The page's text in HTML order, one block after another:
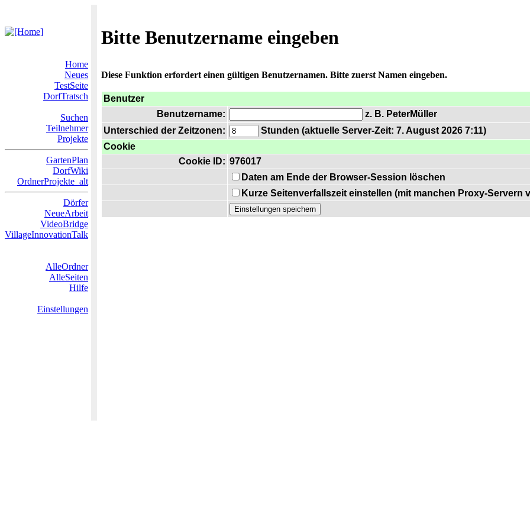
Bitte Benutzername eingeben
Home
Neues
TestSeite
DorfTratsch
Suchen
Teilnehmer
Projekte
GartenPlan
DorfWiki
OrdnerProjekte_alt
Dörfer
NeueArbeit
VideoBridge
VillageInnovationTalk
AlleOrdner
AlleSeiten
Hilfe
Einstellungen
Diese Funktion erfordert einen gültigen Benutzernamen. Bitte zuerst Namen eingeben.
Benutzer
Benutzername:
z. B. PeterMüller
Unterschied der Zeitzonen:
Stunden (aktuelle Server-Zeit: 7. August 2026 7:11)
Cookie
Cookie ID: 976017
Daten am Ende der Browser-Session löschen
Kurze Seitenverfallszeit einstellen (mit manchen Proxy-Servern